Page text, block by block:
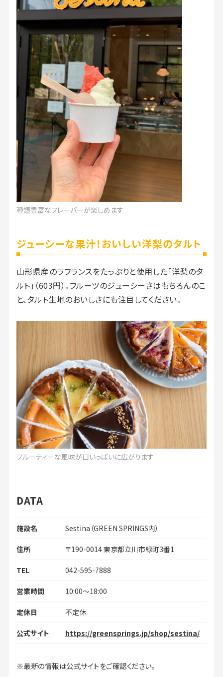
種類豊富なフレーバーが楽しめます
ジューシーな果汁！おいしい洋梨のタルト
山形県産のラフランスをたっぷりと使用した「洋梨のタ
ルト」（603円）。フルーツのジューシーさはもちろんのこ
と、タルト生地のおいしさにも注目してください。
フルーティーな風味が口いっぱいに広がります
DATA
施設名 Sestina（GREEN SPRINGS内）
住所 〒190-0014 東京都立川市緑町3番1
TEL 042-595-7888
営業時間 10:00～18:00
定休日 不定休
公式サイト https://greensprings.jp/shop/sestina/
※最新の情報は公式サイトをご確認ください。